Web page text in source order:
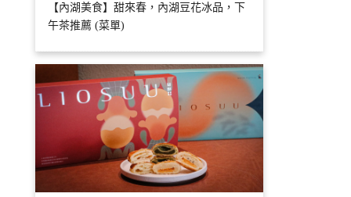
【內湖美食】甜來春，內湖豆花冰品，下
午茶推薦 (菜單)